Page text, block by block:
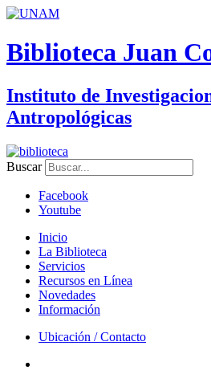
Biblioteca Juan
Instituto de
Antropológicas
Buscar
Facebook
Youtube
Inicio
La Biblioteca
Servicios
Recursos en Línea
Novedades
Información
Ubicación / Contacto